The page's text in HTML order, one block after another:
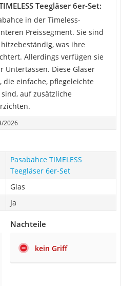
Teegläser 6er-Set:
in der Timeless-
Preissegment. Sie sind
was ihre
Allerdings verfügen sie
Untertassen. Diese Gläser
einfache, pflegeleichte
auf zusätzliche
2026
Pasabahce TIMELESS
Teegläser 6er-Set
Glas
Ja
Nachteile
kein Griff